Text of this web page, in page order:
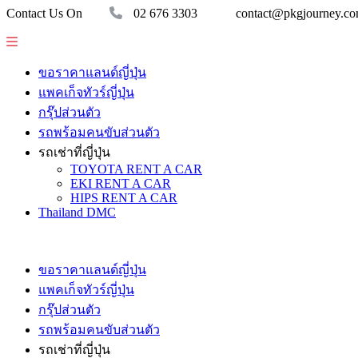
Contact Us On 02 676 3303
ขอราคาแลนด์ญี่ปุ่น
แพคเก็จทัวร์ญี่ปุ่น
กรุ๊ปส่วนตัว
รถพร้อมคนขับส่วนตัว
รถเช่าที่ญี่ปุ่น
TOYOTA RENT A CAR
EKI RENT A CAR
HIPS RENT A CAR
Thailand DMC
ขอราคาแลนด์ญี่ปุ่น
แพคเก็จทัวร์ญี่ปุ่น
กรุ๊ปส่วนตัว
รถพร้อมคนขับส่วนตัว
รถเช่าที่ญี่ปุ่น